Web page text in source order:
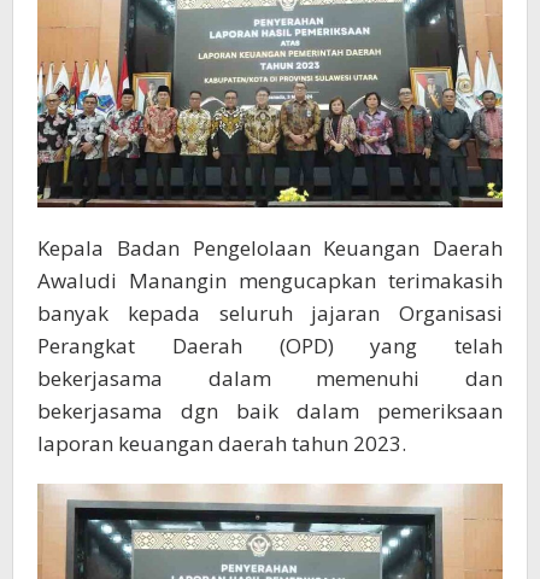
Kepala Badan Pengelolaan Keuangan Daerah
Awaludi Manangin mengucapkan terimakasih
banyak kepada seluruh jajaran Organisasi
Perangkat Daerah (OPD) yang telah
bekerjasama dalam memenuhi dan
bekerjasama dgn baik dalam pemeriksaan
laporan keuangan daerah tahun 2023.